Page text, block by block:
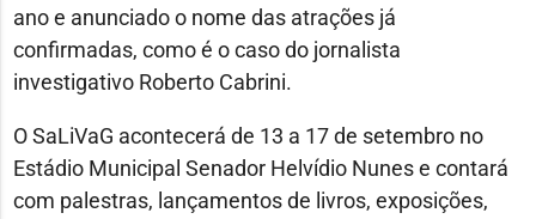
ano e anunciado o nome das atrações já
confirmadas, como é o caso do jornalista
investigativo Roberto Cabrini.
O SaLiVaG acontecerá de 13 a 17 de setembro no
Estádio Municipal Senador Helvídio Nunes e contará
com palestras, lançamentos de livros, exposições,